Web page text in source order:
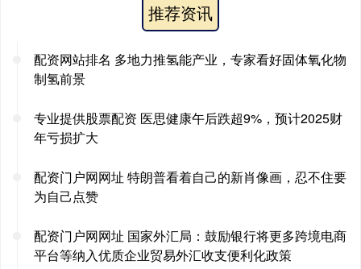
推荐资讯
配资网站排名 多地力推氢能产业，专家看好固体氧化物
制氢前景
专业提供股票配资 医思健康午后跌超9%，预计2025财
年亏损扩大
配资门户网网址 特朗普看着自己的新肖像画，忍不住要
为自己点赞
配资门户网网址 国家外汇局：鼓励银行将更多跨境电商
平台等纳入优质企业贸易外汇收支便利化政策